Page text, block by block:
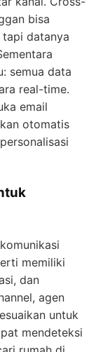
bisa
datanya
semua data
real-time.
email
otomatis
memiliki
dan
agen
untuk
mendeteksi